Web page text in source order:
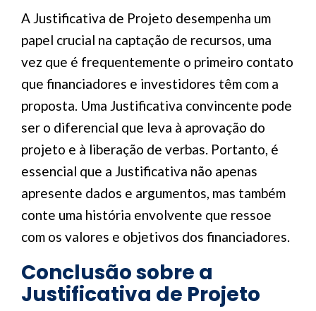
A Justificativa de Projeto desempenha um
papel crucial na captação de recursos, uma
vez que é frequentemente o primeiro contato
que financiadores e investidores têm com a
proposta. Uma Justificativa convincente pode
ser o diferencial que leva à aprovação do
projeto e à liberação de verbas. Portanto, é
essencial que a Justificativa não apenas
apresente dados e argumentos, mas também
conte uma história envolvente que ressoe
com os valores e objetivos dos financiadores.
Conclusão sobre a
Justificativa de Projeto